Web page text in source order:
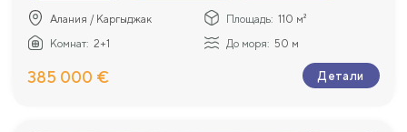
Алания / Каргыджак Площадь: 110 м²
Комнат: 2+1 До моря: 50 м
385 000 € Детали